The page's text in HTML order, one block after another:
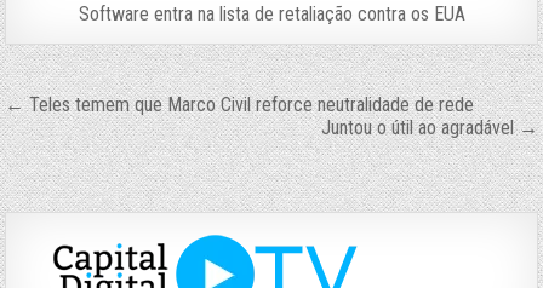
Software entra na lista de retaliação contra os EUA
Navegação
de
Post
← Teles temem que Marco Civil reforce neutralidade de rede
Juntou o útil ao agradável →